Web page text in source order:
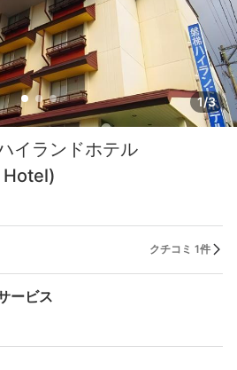
1/3
イランドホテル
クチコミ 1件
ービス